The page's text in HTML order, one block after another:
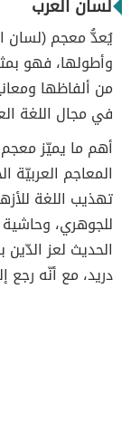
لسان العرب
يُعدُّ معجم (لسان
وأطولها، فهو
من ألفاظها
في مجال اللغة
أهم ما يميّز
المعاجم
تهذيب اللغة
للجوهري،
الحديث لعز الدّين
دريد، مع أنّه رجع